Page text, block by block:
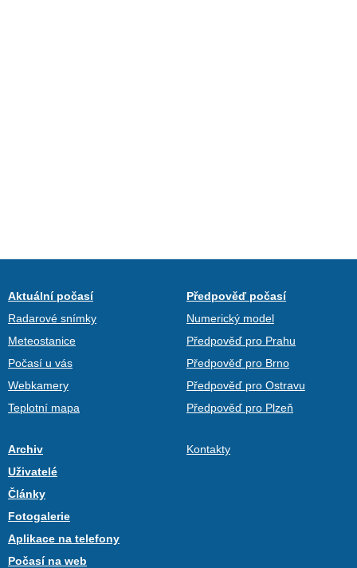
Aktuální počasí
Radarové snímky
Meteostanice
Počasí u vás
Webkamery
Teplotní mapa
Předpověď počasí
Numerický model
Předpověď pro Prahu
Předpověď pro Brno
Předpověď pro Ostravu
Předpověď pro Plzeň
Archiv
Uživatelé
Články
Fotogalerie
Aplikace na telefony
Počasí na web
Kontakty